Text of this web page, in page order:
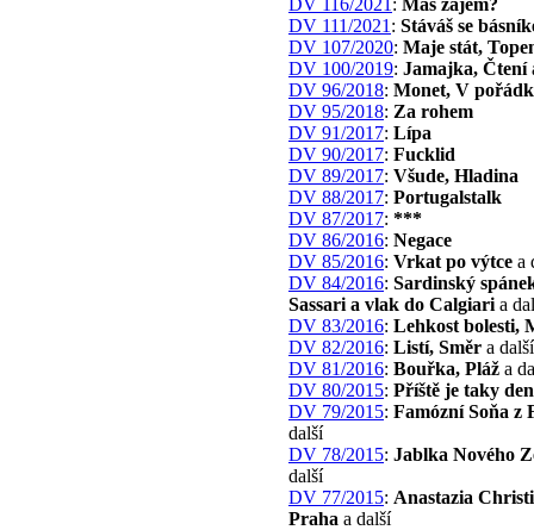
DV 111/2021 : Stáváš se
DV 107/2020: Maje stát,
DV 100/2019: Jamajka, Čtení
DV 96/2018: Monet, V
DV 95/2018: Za rohem
DV 91/2017: Lípa
DV 90/2017: Fucklid
DV 89/2017: Všude, Hladina
DV 88/2017: Portugalstalk
DV 87/2017: ***
DV 86/2016: Negace
DV 85/2016: Vrkat po výtce a
DV 84/2016: Sardinský
Sassari a vlak do Calgiari a
DV 83/2016: Lehkost bolesti,
DV 82/2016: Listí, Směr a další
DV 81/2016: Bouřka, Pláž a
DV 80/2015: Příště je taky den
DV 79/2015: Famózní Soňa z
další
DV 78/2015: Jablka Nového
další
DV 77/2015: Anastazia
Praha a další